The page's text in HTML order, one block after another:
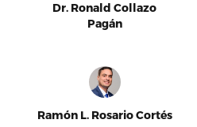
Dr. Ronald Collazo
Pagán
Ramón L. Rosario Cortés